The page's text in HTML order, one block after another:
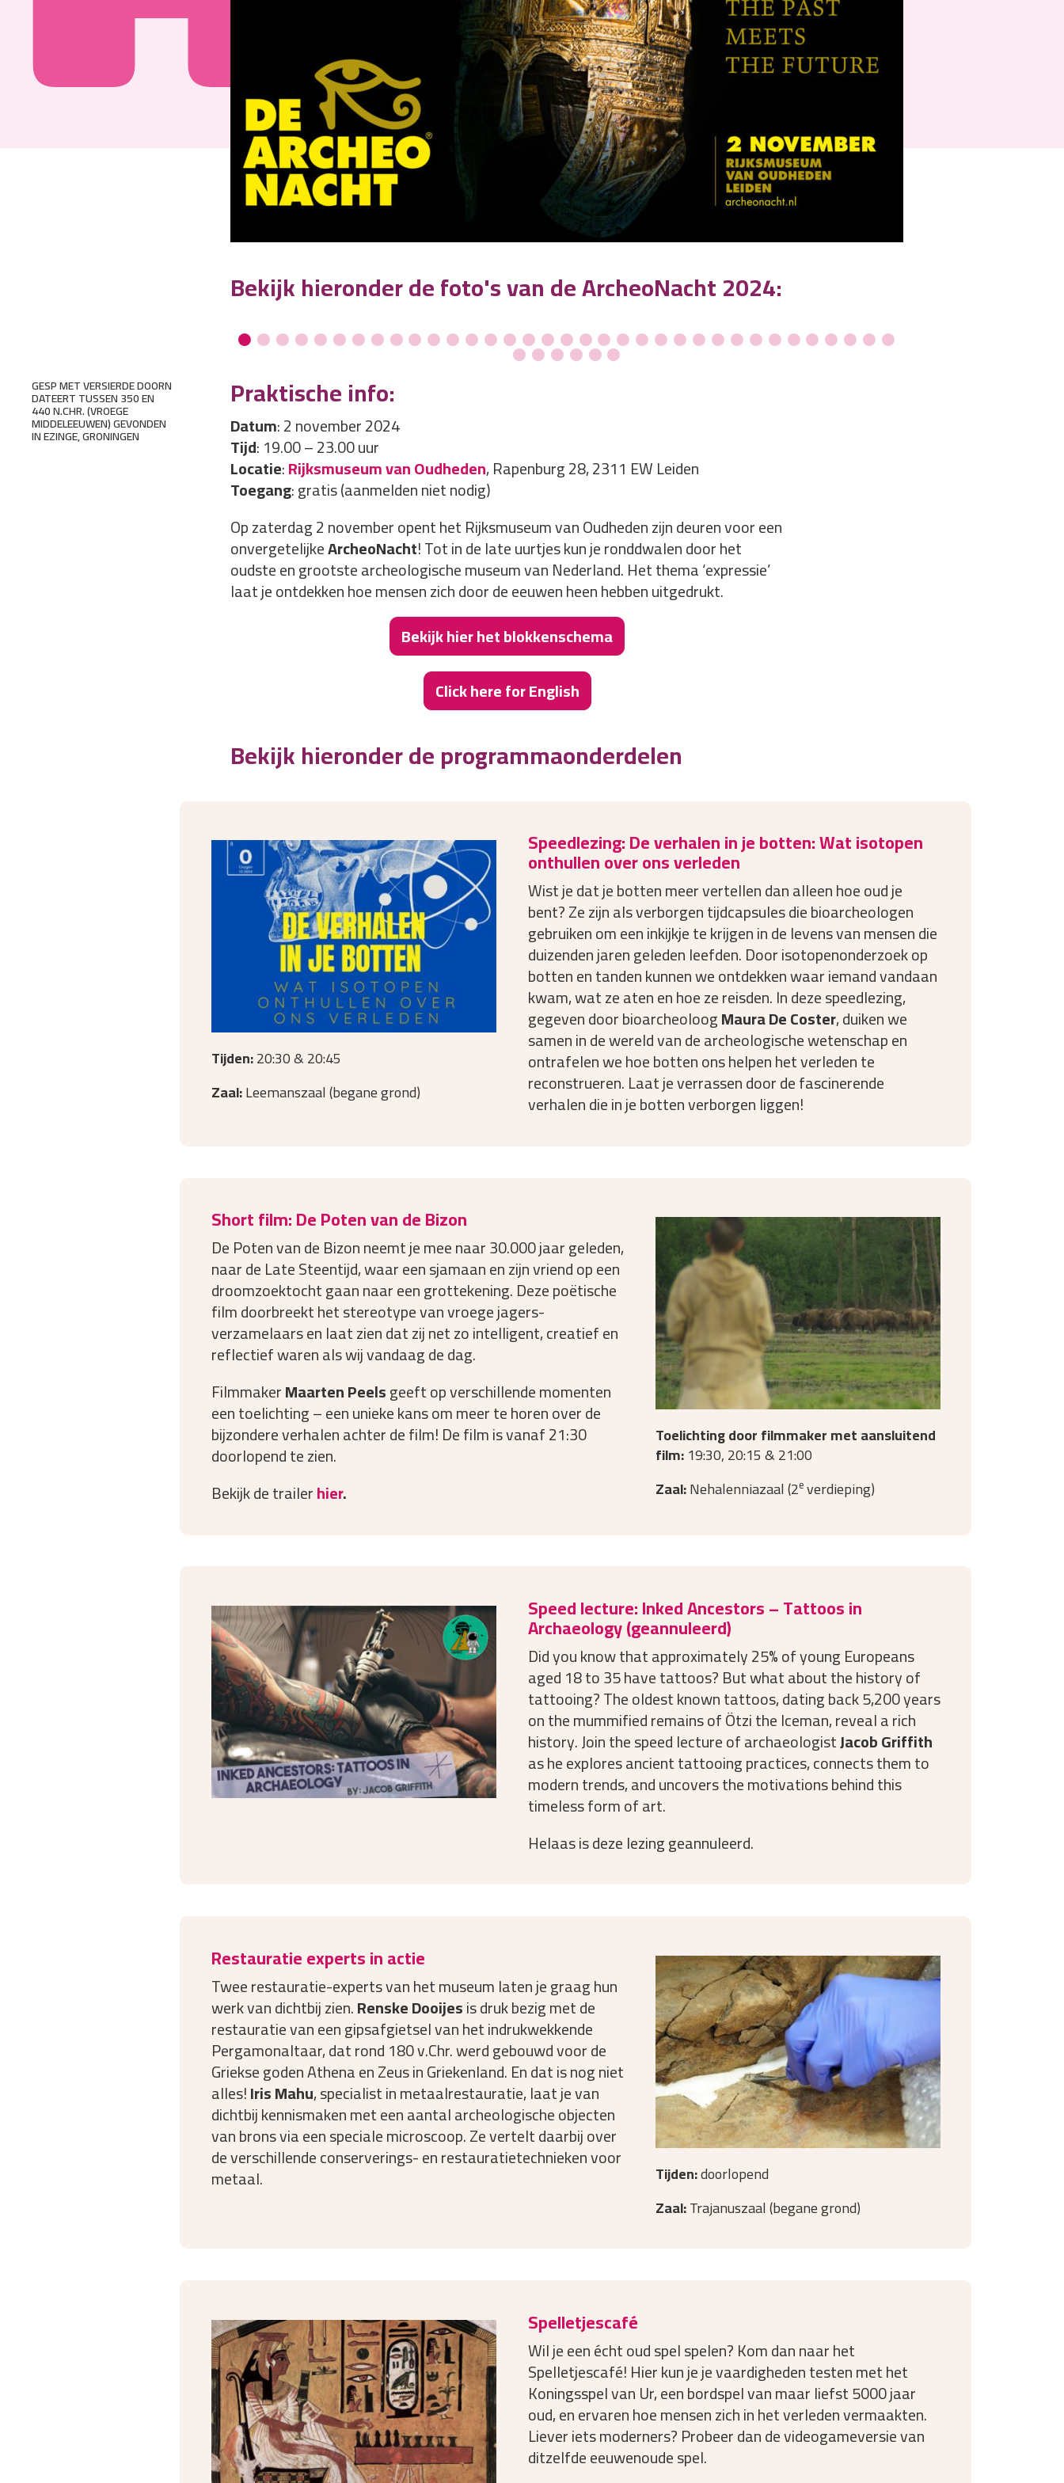
Bekijk hieronder de foto's van de ArcheoNacht 2024:
Praktische info:
Datum: 2 november 2024
Tijd: 19.00 – 23.00 uur
Locatie:Rijksmuseum van Oudheden, Rapenburg 28, 2311 EW Leiden
Toegang: gratis (aanmelden niet nodig)
Op zaterdag 2 november opent het Rijksmuseum van Oudheden zijn deuren voor een
onvergetelijkeArcheoNacht! Tot in de late uurtjes kun je ronddwalen door het
oudste en grootste archeologische museum van Nederland. Het thema ‘expressie’
laat je ontdekken hoe mensen zich door de eeuwen heen hebben uitgedrukt.
GESP MET VERSIERDE DOORN
DATEERT TUSSEN 350 EN
440 N.CHR. (VROEGE
MIDDELEEUWEN) GEVONDEN
IN EZINGE, GRONINGEN
Bekijk hier het blokkenschema
Click here for English
Bekijk hieronder de programmaonderdelen
Speedlezing: De verhalen in je botten: Wat isotopen
onthullen over ons verleden
Wist je dat je botten meer vertellen dan alleen hoe oud je
bent? Ze zijn als verborgen tijdcapsules die bioarcheologen
gebruiken om een inkijkje te krijgen in de levens van mensen die
duizenden jaren geleden leefden. Door isotopenonderzoek op
botten en tanden kunnen we ontdekken waar iemand vandaan
kwam, wat ze aten en hoe ze reisden. In deze speedlezing,
gegeven door bioarcheoloogMaura De Coster, duiken we
samen in de wereld van de archeologische wetenschap en
ontrafelen we hoe botten ons helpen het verleden te
reconstrueren. Laat je verrassen door de fascinerende
verhalen die in je botten verborgen liggen!
Tijden:20:30 & 20:45
Zaal:Leemanszaal (begane grond)
Short film: De Poten van de Bizon
De Poten van de Bizon neemt je mee naar 30.000 jaar geleden,
naar de Late Steentijd, waar een sjamaan en zijn vriend op een
droomzoektocht gaan naar een grottekening. Deze poëtische
film doorbreekt het stereotype van vroege jagers-
verzamelaars en laat zien dat zij net zo intelligent, creatief en
reflectief waren als wij vandaag de dag.
FilmmakerMaarten Peelsgeeft op verschillende momenten
een toelichting – een unieke kans om meer te horen over de
bijzondere verhalen achter de film! De film is vanaf 21:30
doorlopend te zien.
Bekijk de trailerhier.
Toelichting door filmmaker met aansluitend
film:19:30, 20:15 & 21:00
Zaal:Nehalenniazaal (2everdieping)
Speed lecture: Inked Ancestors – Tattoos in
Archaeology (geannuleerd)
Did you know that approximately 25% of young Europeans
aged 18 to 35 have tattoos? But what about the history of
tattooing? The oldest known tattoos, dating back 5,200 years
on the mummified remains of Ötzi the Iceman, reveal a rich
history. Join the speed lecture of archaeologistJacob Griffith
as he explores ancient tattooing practices, connects them to
modern trends, and uncovers the motivations behind this
timeless form of art.
Helaas is deze lezing geannuleerd.
Restauratie experts in actie
Twee restauratie-experts van het museum laten je graag hun
werk van dichtbij zien.Renske Dooijesis druk bezig met de
restauratie van een gipsafgietsel van het indrukwekkende
Pergamonaltaar, dat rond 180 v.Chr. werd gebouwd voor de
Griekse goden Athena en Zeus in Griekenland. En dat is nog niet
alles!Iris Mahu, specialist in metaalrestauratie, laat je van
dichtbij kennismaken met een aantal archeologische objecten
van brons via een speciale microscoop. Ze vertelt daarbij over
de verschillende conserverings- en restauratietechnieken voor
metaal. Tijden:doorlopend
Zaal:Trajanuszaal (begane grond)
Spelletjescafé
Wil je een écht oud spel spelen? Kom dan naar het
Spelletjescafé! Hier kun je je vaardigheden testen met het
Koningsspel van Ur, een bordspel van maar liefst 5000 jaar
oud, en ervaren hoe mensen zich in het verleden vermaakten.
Liever iets moderners? Probeer dan de videogameversie van
ditzelfde eeuwenoude spel.